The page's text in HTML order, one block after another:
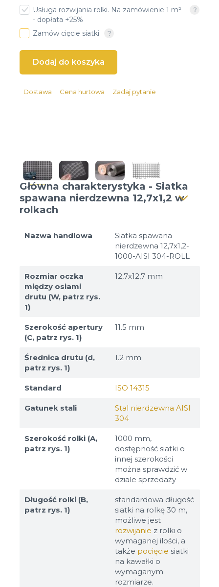
Client login
Usługa rozwijania rolki. Na zamówienie 1 m²
- dopłata +25%
Zamów cięcie siatki
Dostawa Cena hurtowa Zadaj pytanie
Główna charakterystyka - Siatka
spawana nierdzewna 12,7x1,2 w
rolkach
Nazwa handlowa
Siatka spawana
nierdzewna 12,7x1,2-
1000-AISI 304-ROLL
Rozmiar oczka
między osiami
drutu (W, patrz rys.
1)
12,7х12,7 mm
Szerokość apertury
(C, patrz rys. 1)
11.5 mm
Średnica drutu (d,
patrz rys. 1)
1.2 mm
Standard ISO 14315
Gatunek stali
Stal nierdzewna AISI
304
Szerokość rolki (A,
patrz rys. 1)
1000 mm,
dostępność siatki o
innej szerokości
można sprawdzić w
dziale sprzedaży
Długość rolki (B,
patrz rys. 1)
standardowa długość
siatki na rolkę 30 m,
możliwe jest
rozwijanie z rolki o
wymaganej ilości, a
także pocięcie siatki
na kawałki o
wymaganym
rozmiarze.